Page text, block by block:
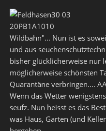
Wildbahn"... Nun ist es
und aus
bisher glücklicherweise nur
möglicherweise schönsten
Quarantäne verbringen....
Wenn das Wetter
seufz. Nun heisst es das
was Haus, Garten (und